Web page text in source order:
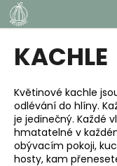
Přejít
na
obsah
KACHLE
Květinové kachle
odlévání do hlíny.
je jedinečný. Každé
hmatatelné v
obývacím pokoji,
hosty, kam
K
o
o
p
o
t